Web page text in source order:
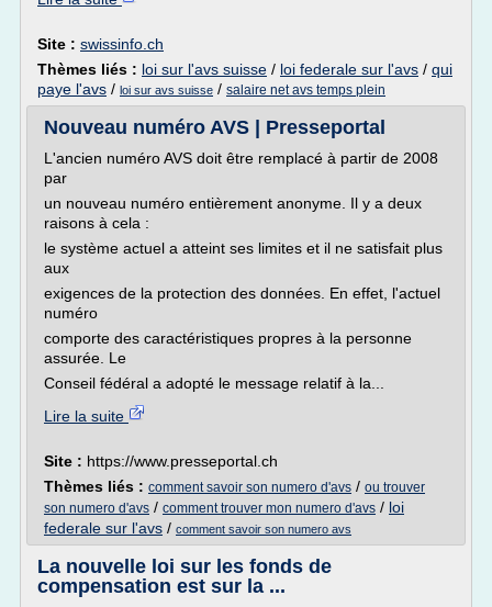
Site : swissinfo.ch
Thèmes liés : loi sur l'avs suisse / loi federale sur l'avs / qui
paye l'avs / loi sur avs suisse / salaire net avs temps plein
Nouveau numéro AVS | Presseportal
L'ancien numéro AVS doit être remplacé à partir de 2008
par
un nouveau numéro entièrement anonyme. Il y a deux
raisons à cela :
le système actuel a atteint ses limites et il ne satisfait plus
aux
exigences de la protection des données. En effet, l'actuel
numéro
comporte des caractéristiques propres à la personne
assurée. Le
Conseil fédéral a adopté le message relatif à la...
Lire la suite
Site : https://www.presseportal.ch
Thèmes liés : comment savoir son numero d'avs / ou trouver
son numero d'avs / comment trouver mon numero d'avs / loi
federale sur l'avs / comment savoir son numero avs
La nouvelle loi sur les fonds de
compensation est sur la ...